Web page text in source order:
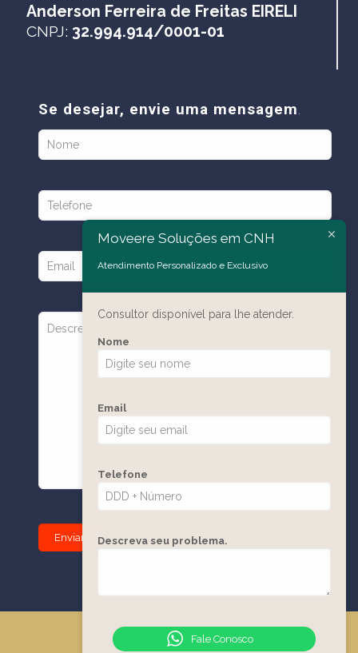
Anderson Ferreira de Freitas EIRELI
CNPJ: 32.994.914/0001-01
Se desejar, envie uma mensagem.
Moveere Soluções em CNH
Atendimento Personalizado e Exclusivo
Consultor disponível para lhe atender.
Nome
Email
Telefone
Descreva seu problema.
Fale Conosco